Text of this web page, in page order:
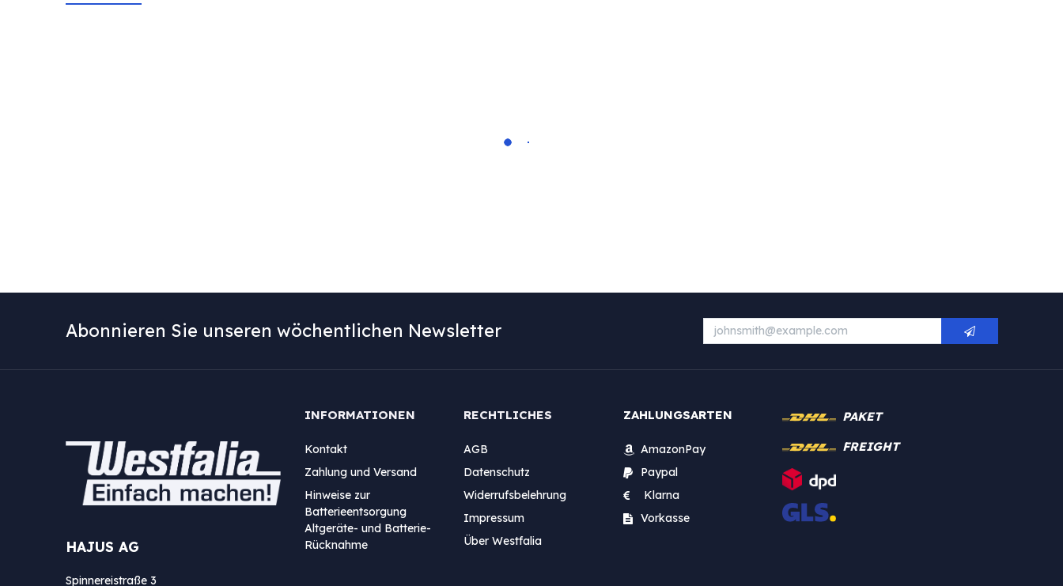
Abonnieren Sie unseren wöchentlichen Newsletter
HAJUS AG
Spinnereistraße 3
INFORMATIONEN
Kontakt
Zahlung und Versand
Hinweise zur
Batterieentsorgung
Altgeräte- und Batterie-
Rücknahme
RECHTLICHES
AGB
Datenschutz
Widerrufsbelehrung
Impressum
Über Westfalia
ZAHLUNGSARTEN
AmazonPay
Paypal
Klarna
Vorkasse
PAKET
FREIGHT